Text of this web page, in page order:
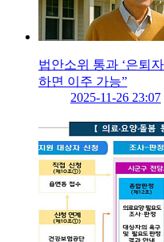
법안소위 통과 ‘은퇴
하면 이주 가능”
2025-11-26 23:07